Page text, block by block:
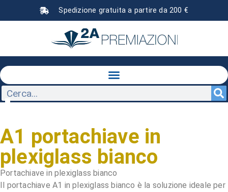
Spedizione gratuita a partire da 200 €
A1 portachiave in
plexiglass bianco
Portachiave in plexiglass bianco
Il portachiave A1 in plexiglass bianco è la soluzione ideale per